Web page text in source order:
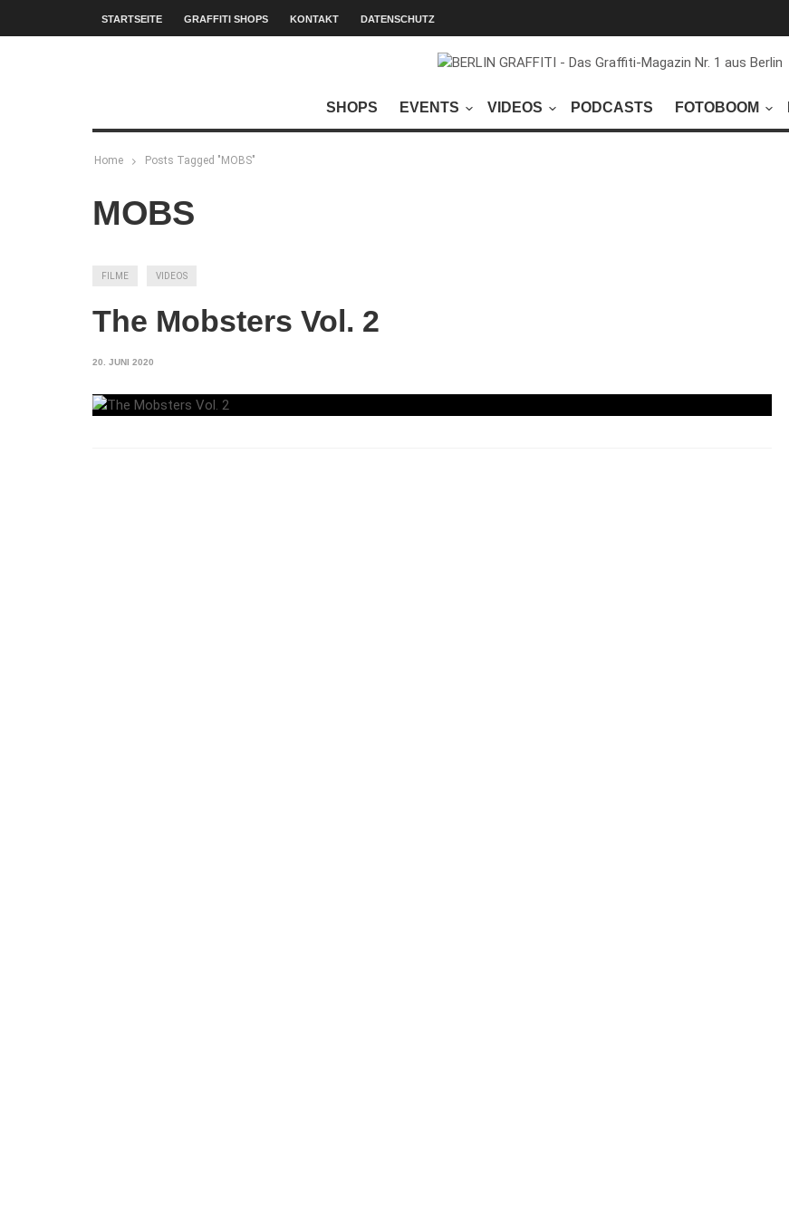
STARTSEITE GRAFFITI SHOPS KONTAKT DATENSCHUTZ
SHOPS EVENTS VIDEOS PODCASTS FOTOBOOM
Home Posts Tagged "MOBS"
MOBS
FILME VIDEOS
The Mobsters Vol. 2
20. JUNI 2020